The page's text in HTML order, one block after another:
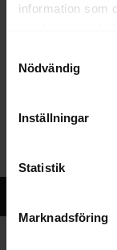
information som
Nödvändig
Inställningar
Statistik
Marknadsföring